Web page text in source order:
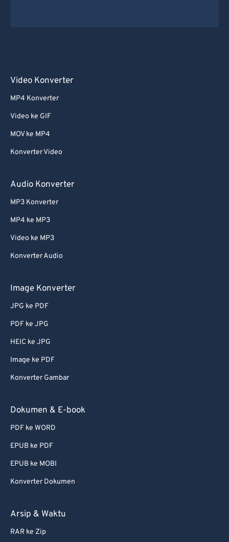
Video Konverter
MP4 Konverter
Video ke GIF
MOV ke MP4
Konverter Video
Audio Konverter
MP3 Konverter
MP4 ke MP3
Video ke MP3
Konverter Audio
Image Konverter
JPG ke PDF
PDF ke JPG
HEIC ke JPG
Image ke PDF
Konverter Gambar
Dokumen & E-book
PDF ke WORD
EPUB ke PDF
EPUB ke MOBI
Konverter Dokumen
Arsip & Waktu
RAR ke Zip